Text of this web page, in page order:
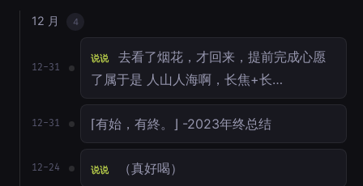
12 月 4
12-31
说说
去看了烟花，才回来，提前完成心愿
了属于是 人山人海啊，长焦+长…
12-31 ⌈有始，有終。⌋ -2023年终总结
12-24 说说 （真好喝）